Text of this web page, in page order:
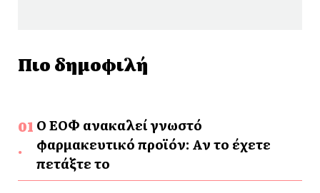
Πιο δημοφιλή
Ο ΕΟΦ ανακαλεί γνωστό
φαρμακευτικό προϊόν: Αν το έχετε
πετάξτε το